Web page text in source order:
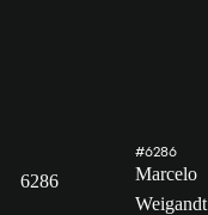
6286
#6286
Marcelo
Weigandt